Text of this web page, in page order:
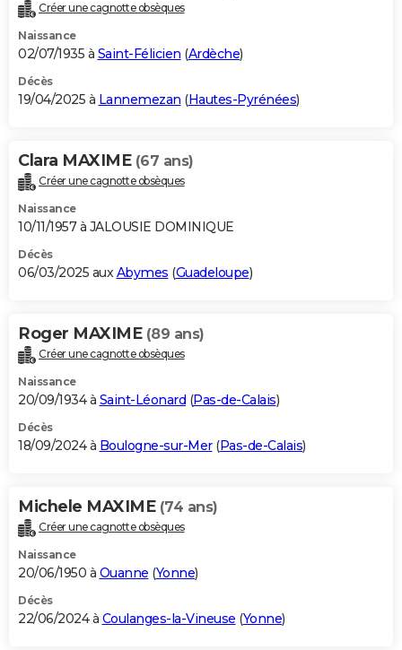
Créer une cagnotte obsèques
Naissance
02/07/1935 à Saint-Félicien (Ardèche)
Décès
19/04/2025 à Lannemezan (Hautes-Pyrénées)
Clara MAXIME (67 ans)
Créer une cagnotte obsèques
Naissance
10/11/1957 à JALOUSIE DOMINIQUE
Décès
06/03/2025 auxAbymes (Guadeloupe)
Roger MAXIME (89 ans)
Créer une cagnotte obsèques
Naissance
20/09/1934 à Saint-Léonard (Pas-de-Calais)
Décès
18/09/2024 à Boulogne-sur-Mer(Pas-de-Calais)
Michele MAXIME (74 ans)
Créer une cagnotte obsèques
Naissance
20/06/1950 à Ouanne (Yonne)
Décès
22/06/2024 à Coulanges-la-Vineuse (Yonne)